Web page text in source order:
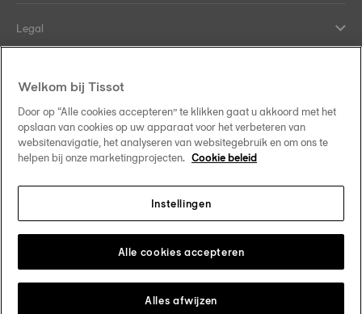
Legal
Onze verplichtingen
Volg ons op sociale media
Verander van land Tissot Copyrights 2026
Welkom bij Tissot
Door op “Alle cookies accepteren” te klikken gaat u akkoord met het
opslaan van cookies op uw apparaat voor het verbeteren van
websitenavigatie, het analyseren van websitegebruik en om ons te
helpen bij onze marketingprojecten. Cookie beleid
Instellingen
Alles afwijzen
Alle cookies accepteren